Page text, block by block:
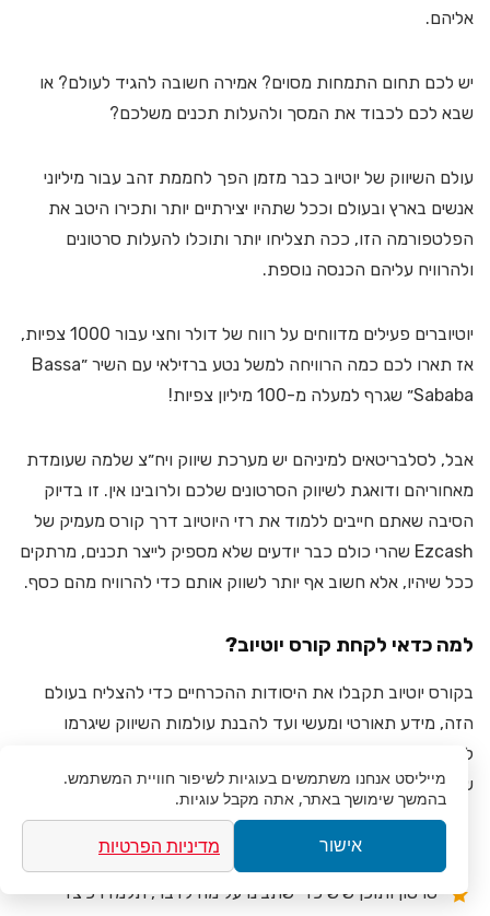
אליהם.
יש לכם תחום התמחות מסוים? אמירה חשובה להגיד לעולם? או
שבא לכם לכבוד את המסך ולהעלות תכנים משלכם?
עולם השיווק של יוטיוב כבר מזמן הפך לחממת זהב עבור מיליוני
אנשים בארץ ובעולם וככל שתהיו יצירתיים יותר ותכירו היטב את
הפלטפורמה הזו, ככה תצליחו יותר ותוכלו להעלות סרטונים
ולהרוויח עליהם הכנסה נוספת.
יוטיוברים פעילים מדווחים על רווח של דולר וחצי עבור 1000 צפיות,
אז תארו לכם כמה הרוויחה למשל נטע ברזילאי עם השיר ״Bassa
Sababa״ שגרף למעלה מ-100 מיליון צפיות!
אבל, לסלבריטאים למיניהם יש מערכת שיווק ויח״צ שלמה שעומדת
מאחוריהם ודואגת לשיווק הסרטונים שלכם ולרובינו אין. זו בדיוק
הסיבה שאתם חייבים ללמוד את רזי היוטיוב דרך קורס מעמיק של
Ezcash שהרי כולם כבר יודעים שלא מספיק לייצר תכנים, מרתקים
ככל שיהיו, אלא חשוב אף יותר לשווק אותם כדי להרוויח מהם כסף.
למה כדאי לקחת קורס יוטיוב?
בקורס יוטיוב תקבלו את היסודות ההכרחיים כדי להצליח בעולם
הזה, מידע תאורטי ומעשי ועד להבנת עולמות השיווק שיגרמו
לתכנים שלכם להגיע לכמה שיותר גולשים ולקבל צפיות, כי כמו
שכבר ציינו צפיות = כסף!
– אין כמו סטוריטלינג טוב כבסיס לכל
סרטון ותוכן שיש כדי שתבינו על מה לדבר, תלמדו כיצד
מייליסט אנחנו משתמשים בעוגיות לשיפור חוויית המשתמש.
בהמשך שימושך באתר, אתה מקבל עוגיות.
אישור מדיניות הפרטיות